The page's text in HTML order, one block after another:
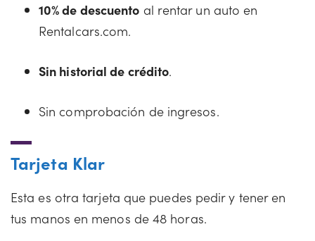
10% de descuento al rentar un auto en
Rentalcars.com.
Sin historial de crédito.
Sin comprobación de ingresos.
Tarjeta Klar
Esta es otra tarjeta que puedes pedir y tener en
tus manos en menos de 48 horas.